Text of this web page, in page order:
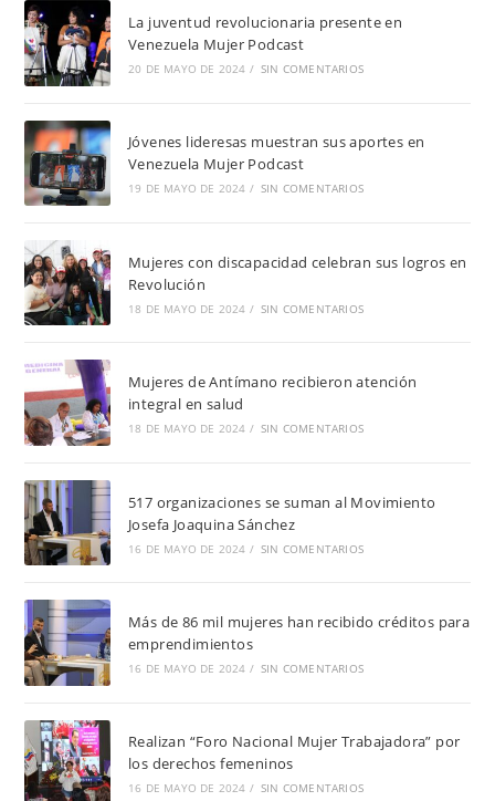
La juventud revolucionaria presente en
Venezuela Mujer Podcast
20 DE MAYO DE 2024 / SIN COMENTARIOS
Jóvenes lideresas muestran sus aportes en
Venezuela Mujer Podcast
19 DE MAYO DE 2024 / SIN COMENTARIOS
Mujeres con discapacidad celebran sus logros en
Revolución
18 DE MAYO DE 2024 / SIN COMENTARIOS
Mujeres de Antímano recibieron atención
integral en salud
18 DE MAYO DE 2024 / SIN COMENTARIOS
517 organizaciones se suman al Movimiento
Josefa Joaquina Sánchez
16 DE MAYO DE 2024 / SIN COMENTARIOS
Más de 86 mil mujeres han recibido créditos para
emprendimientos
16 DE MAYO DE 2024 / SIN COMENTARIOS
Realizan “Foro Nacional Mujer Trabajadora” por
los derechos femeninos
16 DE MAYO DE 2024 / SIN COMENTARIOS